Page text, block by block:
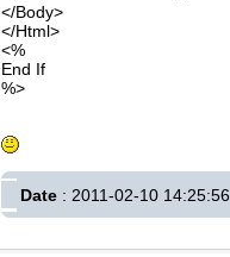
</Body>
</Html>
<%
End If
%>
Date : 2011-02-10 14:25:56